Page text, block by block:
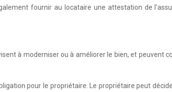
fournir au locataire une attestation de
à moderniser ou à améliorer le bien, et peuvent
pour le propriétaire. Le propriétaire peut